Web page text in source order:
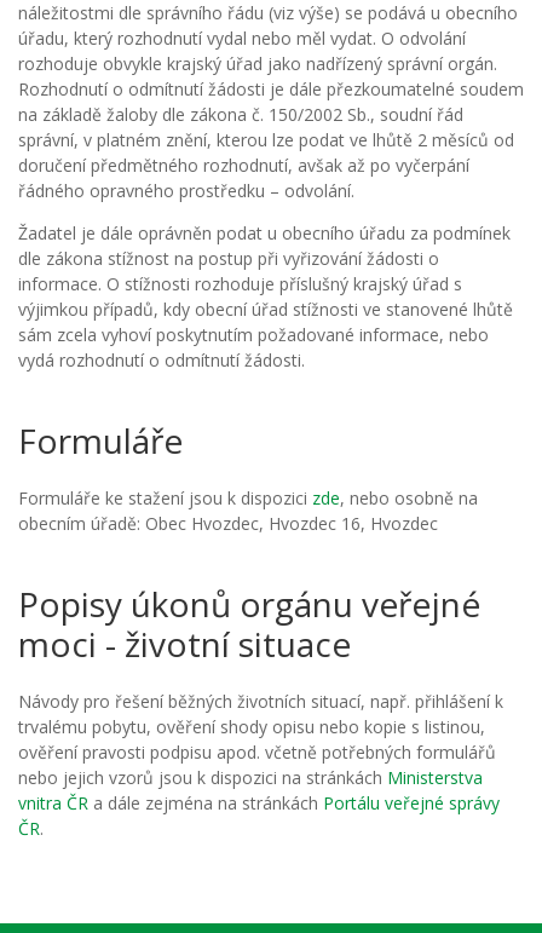
náležitostmi dle správního řádu (viz výše) se podává u obecního
úřadu, který rozhodnutí vydal nebo měl vydat. O odvolání
rozhoduje obvykle krajský úřad jako nadřízený správní orgán.
Rozhodnutí o odmítnutí žádosti je dále přezkoumatelné soudem
na základě žaloby dle zákona č. 150/2002 Sb., soudní řád
správní, v platném znění, kterou lze podat ve lhůtě 2 měsíců od
doručení předmětného rozhodnutí, avšak až po vyčerpání
řádného opravného prostředku – odvolání.
Žadatel je dále oprávněn podat u obecního úřadu za podmínek
dle zákona stížnost na postup při vyřizování žádosti o
informace. O stížnosti rozhoduje příslušný krajský úřad s
výjimkou případů, kdy obecní úřad stížnosti ve stanovené lhůtě
sám zcela vyhoví poskytnutím požadované informace, nebo
vydá rozhodnutí o odmítnutí žádosti.
Formuláře
Formuláře ke stažení jsou k dispozici zde, nebo osobně na
obecním úřadě: Obec Hvozdec, Hvozdec 16, Hvozdec
Popisy úkonů orgánu veřejné
moci - životní situace
Návody pro řešení běžných životních situací, např. přihlášení k
trvalému pobytu, ověření shody opisu nebo kopie s listinou,
ověření pravosti podpisu apod. včetně potřebných formulářů
nebo jejich vzorů jsou k dispozici na stránkách Ministerstva
vnitra ČR a dále zejména na stránkách Portálu veřejné správy
ČR.